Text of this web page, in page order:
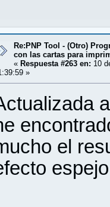
Re:PNP Tool - (Otro)
con las cartas para
« Respuesta #263 en: 10
»
el